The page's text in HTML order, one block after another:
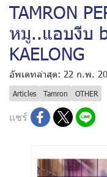
TAMRON
หมู..แอบงีบ
KAELONG
อัพเดทล่าสุด: 22 ก.พ.
Articles Tamron OTHER
แชร์